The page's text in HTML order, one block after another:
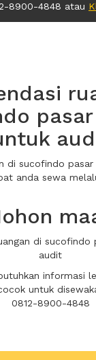
8900-4848 atau
pasar
di sucofindo
anda sewa
di sucofindo
audit
informasi
untuk
0812-8900-4848